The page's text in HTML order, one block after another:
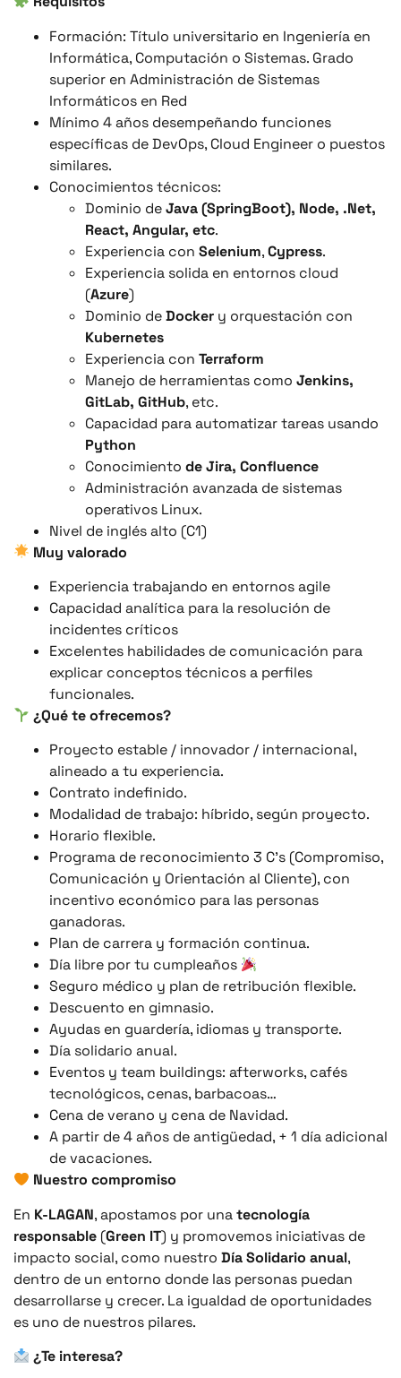
Formación: Título universitario en Ingeniería en
Informática, Computación o Sistemas. Grado
superior en Administración de Sistemas
Informáticos en Red
Mínimo 4 años desempeñando funciones
específicas de DevOps, Cloud Engineer o puestos
similares.
Conocimientos técnicos:
Dominio deJava (SpringBoot), Node, .Net,
React, Angular, etc.
Experiencia con Selenium,Cypress.
Experiencia solida en entornos cloud
(Azure)
Dominio deDocker y orquestación con
Kubernetes
Experiencia con Terraform
Manejo de herramientas como Jenkins,
GitLab, GitHub, etc.
Capacidad para automatizar tareas usando
Python
Conocimiento de Jira, Confluence
Administración avanzada de sistemas
operativos Linux.
Nivel de inglés alto (C1)
Muy valorado
Experiencia trabajando en entornos agile
Capacidad analítica para la resolución de
incidentes críticos
Excelentes habilidades de comunicación para
explicar conceptos técnicos a perfiles
funcionales.
¿Qué te ofrecemos?
Proyecto estable / innovador / internacional,
alineado a tu experiencia.
Contrato indefinido.
Modalidad de trabajo: híbrido, según proyecto.
Horario flexible.
Programa de reconocimiento 3 C’s (Compromiso,
Comunicación y Orientación al Cliente), con
incentivo económico para las personas
ganadoras.
Plan de carrera y formación continua.
Día libre por tu cumpleaños
Seguro médico y plan de retribución flexible.
Descuento en gimnasio.
Ayudas en guardería, idiomas y transporte.
Día solidario anual.
Eventos y team buildings: afterworks, cafés
tecnológicos, cenas, barbacoas…
Cena de verano y cena de Navidad.
A partir de 4 años de antigüedad, + 1 día adicional
de vacaciones.
Nuestro compromiso
En K-LAGAN, apostamos por unatecnología
responsable (Green IT) y promovemos iniciativas de
impacto social, como nuestro Día Solidario anual,
dentro de un entorno donde las personas puedan
desarrollarse y crecer. La igualdad de oportunidades
es uno de nuestros pilares.
¿Te interesa?